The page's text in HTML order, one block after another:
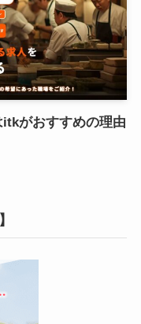
itkがおすすめの理由